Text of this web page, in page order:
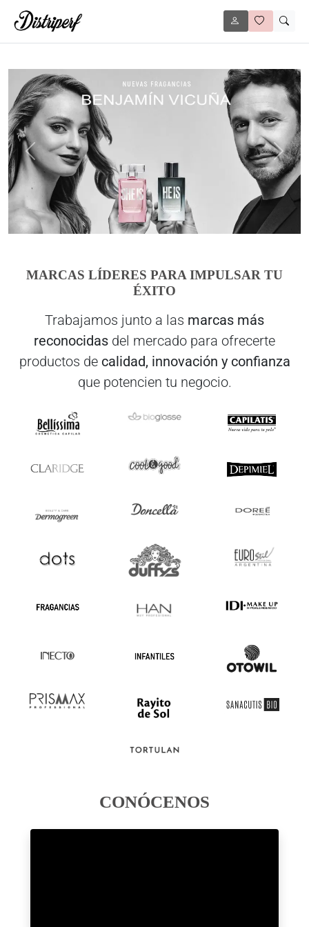
Anterior
MARCAS LÍDERES PARA IMPULSAR TU
ÉXITO
Trabajamos junto a las marcas más
reconocidas del mercado para ofrecerte
productos de calidad, innovación y confianza
que potencien tu negocio.
CONÓCENOS